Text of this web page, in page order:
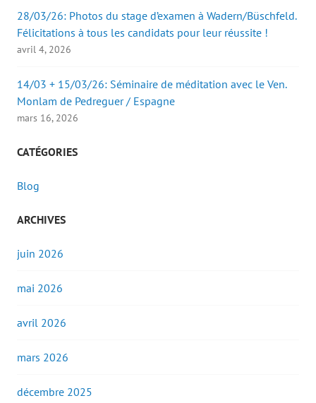
28/03/26: Photos du stage d’examen à Wadern/Büschfeld.
Félicitations à tous les candidats pour leur réussite !
avril 4, 2026
14/03 + 15/03/26: Séminaire de méditation avec le Ven.
Monlam de Pedreguer / Espagne
mars 16, 2026
CATÉGORIES
Blog
ARCHIVES
juin 2026
mai 2026
avril 2026
mars 2026
décembre 2025